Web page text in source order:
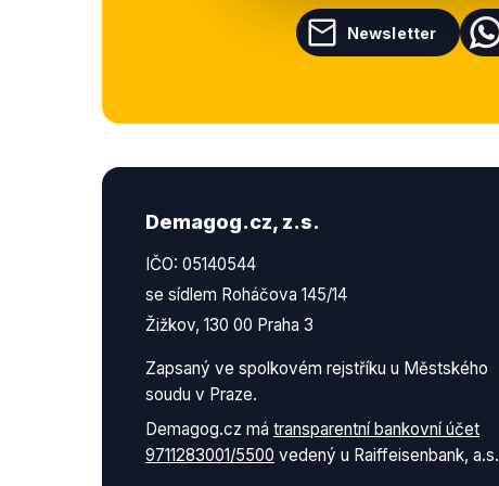
Newsletter
Demagog.cz, z.s.
IČO: 05140544
se sídlem Roháčova 145/14
Žižkov, 130 00 Praha 3
Zapsaný ve spolkovém rejstříku u Městského
soudu v Praze.
Demagog.cz má transparentní bankovní účet
9711283001/5500 vedený u Raiffeisenbank, a.s.